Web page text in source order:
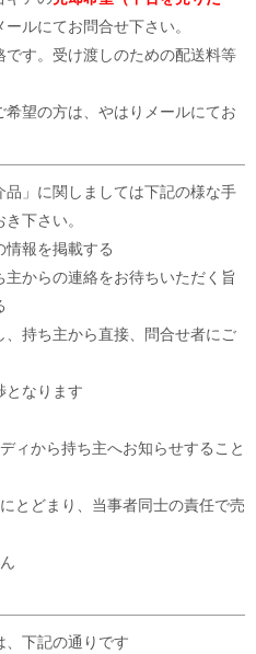
ルにてお問合せ下さい。
す。受け渡しのための配送料等
望の方は、やはりメールにてお
」に関しましては下記の様な手
下さい。
報を掲載する
からの連絡をお待ちいただく旨
持ち主から直接、問合せ者にご
となります
ィから持ち主へお知らせすること
とどまり、当事者同士の責任で売
下記の通りです